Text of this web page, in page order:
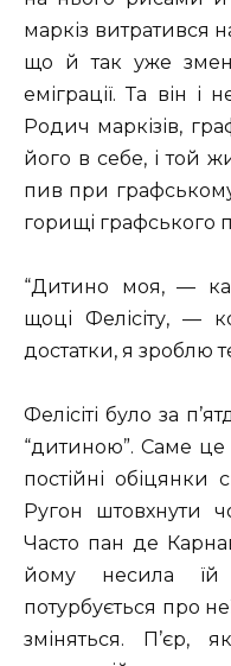
маркіз витратився
що й так уже
еміграції. Та він і
Родич маркізів,
його в себе, і той
пив при графському
горищі графського
“Дитино моя, —
щоці Фелісіту, —
достатки, я зроблю
Фелісіті було за
“дитиною”. Саме
постійні
Ругон штовхнути
Часто пан де
йому несила їй
потурбується про
зміняться. П’єр,